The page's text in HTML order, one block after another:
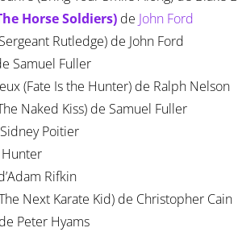
Horse Soldiers) de John Ford
Rutledge) de John Ford
Samuel Fuller
(Fate Is the Hunter) de Ralph Nelson
Naked Kiss) de Samuel Fuller
Poitier
Hunter
Rifkin
Next Karate Kid) de Christopher Cain
Peter Hyams